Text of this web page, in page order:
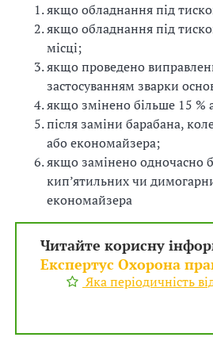
якщо обладнання під
якщо обладнання під
місці;
якщо проведено
застосуванням зварки
якщо змінено більше 15 %
після заміни барабана,
або економайзера;
якщо замінено одночасно
кип’ятильних чи
економайзера
Читайте корисну
Експертус Охорона
Яка періодичність